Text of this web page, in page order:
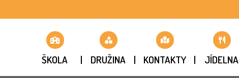
ŠKOLA DRUŽINA KONTAKTY JÍDELNA